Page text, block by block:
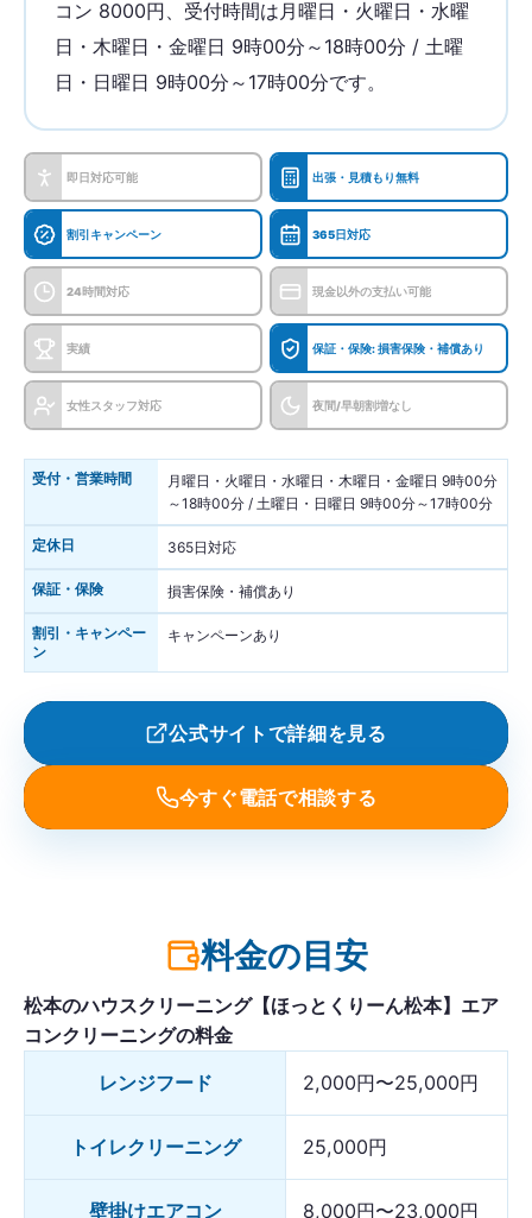
コン 8000円、受付時間は月曜日・火曜日・水曜
日・木曜日・金曜日 9時00分～18時00分 / 土曜
日・日曜日 9時00分～17時00分です。
即日対応可能 出張・見積もり無料
割引キャンペーン 365日対応
24時間対応 現金以外の支払い可能
実績 保証・保険: 損害保険・補償あり
女性スタッフ対応 夜間/早朝割増なし
受付・営業時間
月曜日・火曜日・水曜日・木曜日・金曜日 9時00分
～18時00分 / 土曜日・日曜日 9時00分～17時00分
定休日 365日対応
保証・保険 損害保険・補償あり
割引・キャンペー
ン
キャンペーンあり
公式サイトで詳細を見る
今すぐ電話で相談する
料金の目安
松本のハウスクリーニング【ほっとくりーん松本】エア
コンクリーニングの料金
レンジフード
2,000円〜25,000円
トイレクリーニング 25,000円
壁掛けエアコン 8,000円〜23,000円